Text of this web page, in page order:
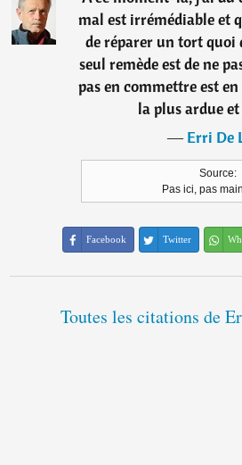
mal est irrémédiable et
de réparer un tort quoi
seul remède est de ne
pas en commettre est
la plus ardue et
―Erri De
Source:
Pas ici, pas
Facebook Twitter
Toutes les citations de